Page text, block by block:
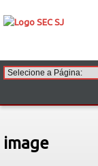
image